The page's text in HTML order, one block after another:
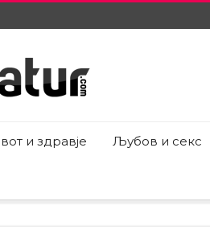
и здравје Љубов и секс